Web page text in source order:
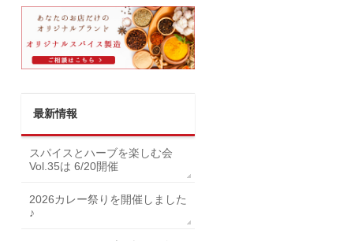
最新情報
スパイスとハーブを楽しむ会
Vol.35は 6/20開催
2026カレー祭りを開催しました
♪